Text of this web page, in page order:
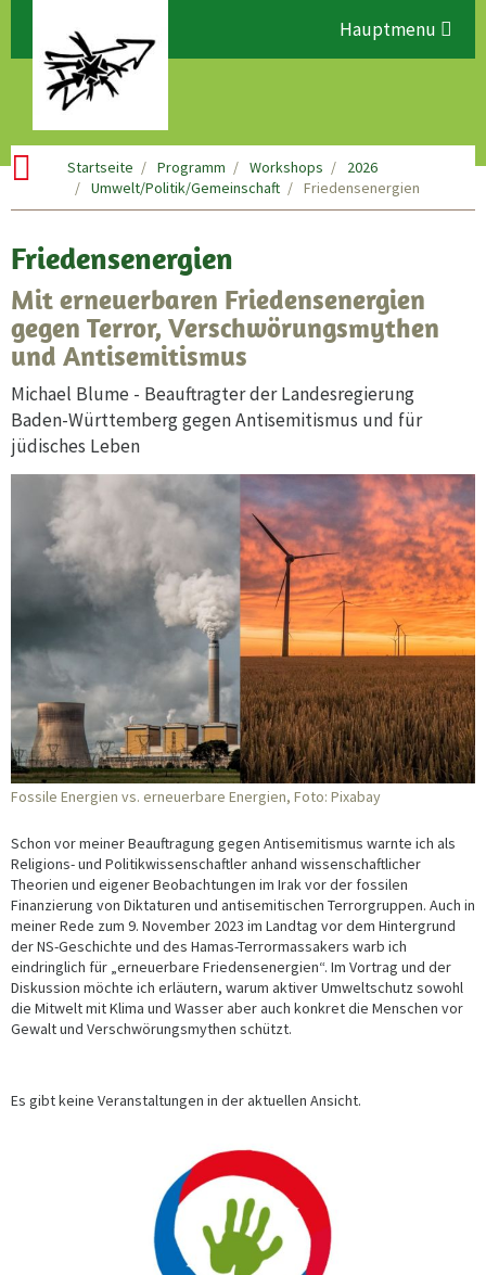
Hauptmenu
Startseite Programm Workshops
2026
Umwelt/Politik/Gemeinschaft
Friedensenergien
Friedensenergien
Mit erneuerbaren Friedensenergien
gegen Terror, Verschwörungsmythen
und Antisemitismus
Michael Blume - Beauftragter der Landesregierung
Baden-Württemberg gegen Antisemitismus und für
jüdisches Leben
Fossile Energien vs. erneuerbare Energien, Foto: Pixabay
Schon vor meiner Beauftragung gegen Antisemitismus warnte ich als
Religions- und Politikwissenschaftler anhand wissenschaftlicher
Theorien und eigener Beobachtungen im Irak vor der fossilen
Finanzierung von Diktaturen und antisemitischen Terrorgruppen. Auch in
meiner Rede zum 9. November 2023 im Landtag vor dem Hintergrund
der NS-Geschichte und des Hamas-Terrormassakers warb ich
eindringlich für „erneuerbare Friedensenergien“. Im Vortrag und der
Diskussion möchte ich erläutern, warum aktiver Umweltschutz sowohl
die Mitwelt mit Klima und Wasser aber auch konkret die Menschen vor
Gewalt und Verschwörungsmythen schützt.
Es gibt keine Veranstaltungen in der aktuellen Ansicht.